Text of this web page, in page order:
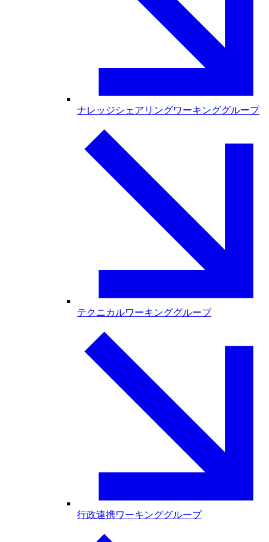
ナレッジシェアリングワーキンググループ
テクニカルワーキンググループ
行政連携ワーキンググループ